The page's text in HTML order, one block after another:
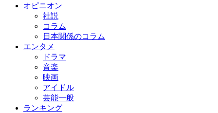
オピニオン
社説
コラム
日本関係のコラム
エンタメ
ドラマ
音楽
映画
アイドル
芸能一般
ランキング